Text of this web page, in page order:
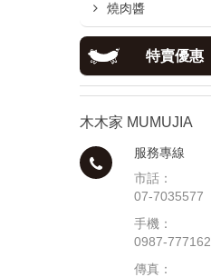
燒肉醬
特賣優惠
木木家 MUMUJIA
服務專線
市話：
07-7035577
手機：
0987-777162
傳真：